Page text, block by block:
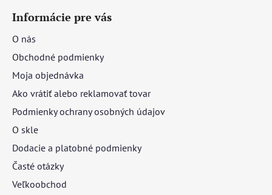
Informácie pre vás
O nás
Obchodné podmienky
Moja objednávka
Ako vrátiť alebo reklamovať tovar
Podmienky ochrany osobných údajov
O skle
Dodacie a platobné podmienky
Časté otázky
Veľkoobchod